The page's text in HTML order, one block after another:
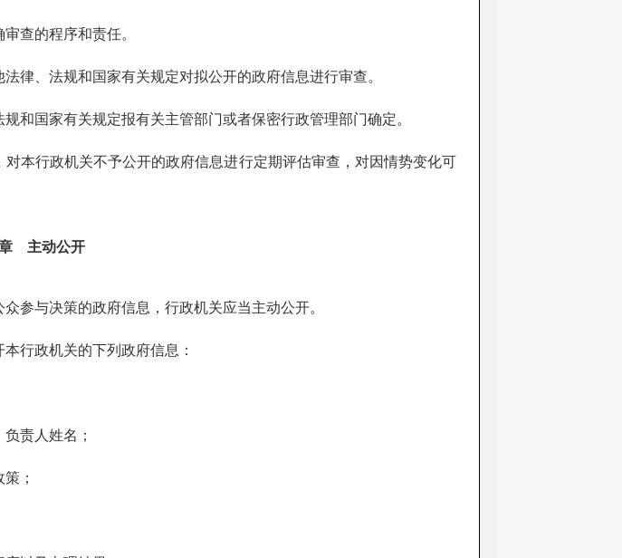
查的程序和责任。
律、法规和国家有关规定对拟公开的政府信息进行审查。
和国家有关规定报有关主管部门或者保密行政管理部门确定。
本行政机关不予公开的政府信息进行定期评估审查，对因情势变化可
主动公开
参与决策的政府信息，行政机关应当主动公开。
行政机关的下列政府信息：
责人姓名；
；